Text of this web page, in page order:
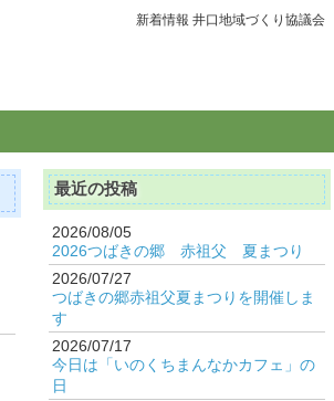
新着情報 井口地域づくり協議会
最近の投稿
2026/08/05
2026つばきの郷 赤祖父 夏まつり
2026/07/27
つばきの郷赤祖父夏まつりを開催しま
す
2026/07/17
今日は「いのくちまんなかカフェ」の
日